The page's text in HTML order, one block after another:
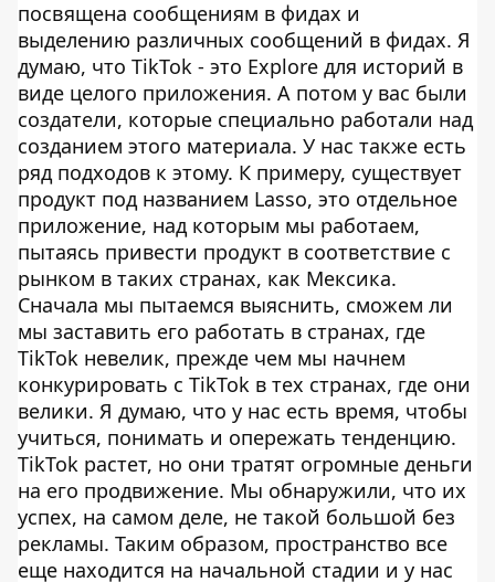
посвящена сообщениям в фидах и
выделению различных сообщений в фидах. Я
думаю, что TikTok - это Explore для историй в
виде целого приложения. А потом у вас были
создатели, которые специально работали над
созданием этого материала. У нас также есть
ряд подходов к этому. К примеру, существует
продукт под названием Lasso, это отдельное
приложение, над которым мы работаем,
пытаясь привести продукт в соответствие с
рынком в таких странах, как Мексика.
Сначала мы пытаемся выяснить, сможем ли
мы заставить его работать в странах, где
TikTok невелик, прежде чем мы начнем
конкурировать с TikTok в тех странах, где они
велики. Я думаю, что у нас есть время, чтобы
учиться, понимать и опережать тенденцию.
TikTok растет, но они тратят огромные деньги
на его продвижение. Мы обнаружили, что их
успех, на самом деле, не такой большой без
рекламы. Таким образом, пространство все
еще находится на начальной стадии и у нас